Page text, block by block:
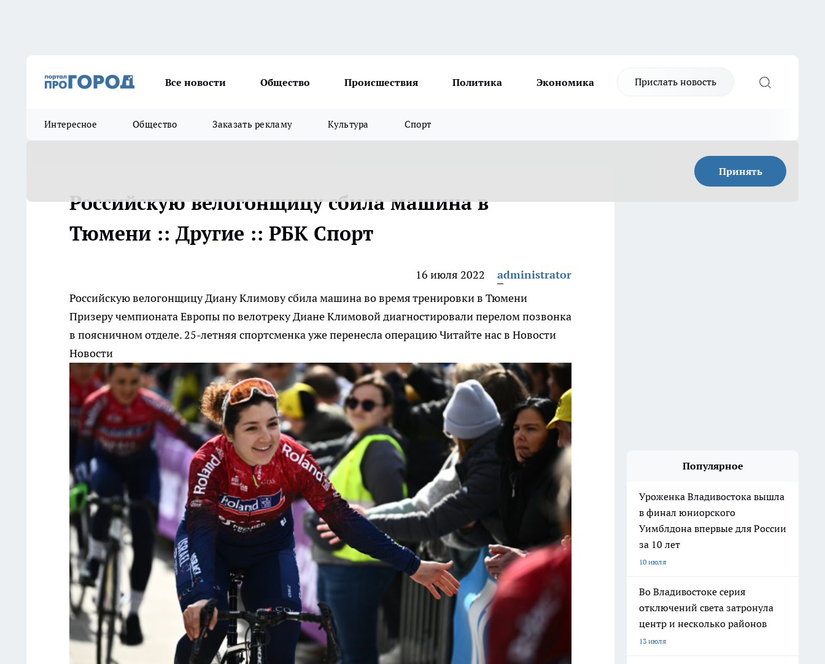
Все новости Общество Происшествия Политика Экономика Прислать новость
Интересное Общество Заказать рекламу Культура Спорт
Принять
Российскую велогонщицу сбила машина в
Тюмени :: Другие :: РБК Спорт
16 июля 2022
administrator
Российскую велогонщицу Диану Климову сбила машина во время тренировки в Тюмени
Призеру чемпионата Европы по велотреку Диане Климовой диагностировали перелом позвонка
в поясничном отделе. 25-летняя спортсменка уже перенесла операциюЧитайте нас в Новости
Новости
Популярное
Уроженка Владивостока вышла
в финал юниорского
Уимблдона впервые для России
за 10 лет
10 июля
Во Владивостоке серия
отключений света затронула
центр и несколько районов
13 июля